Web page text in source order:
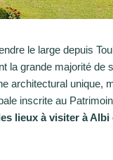
le large depuis
la grande majorité de
architectural unique,
inscrite au
lieux à visiter à Albi